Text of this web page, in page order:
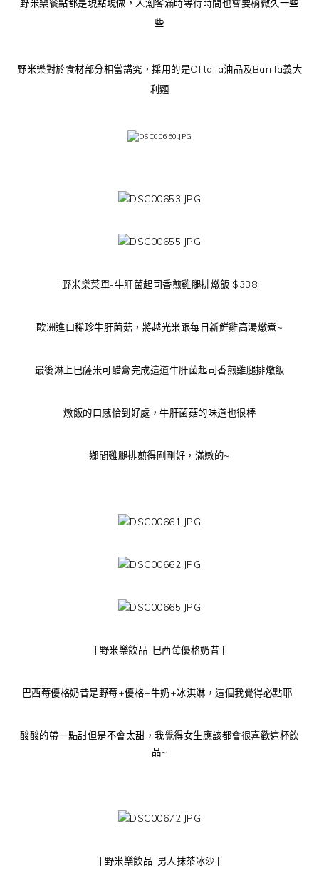
野米樂餐點都是現點現做，人潮客滿時等待時間也會要稍微久一些
些
野米樂對於食材部分相當講究，採用的是Olitalia油品及Barilla義大
利麵
| 野米樂菜單-牛肝菌起司香煎雞腿排燉飯 $338 |
歐洲進口稀珍牛肝菌菇，將越光米跟每日新鮮雞高湯燉煮~
最後淋上巴薩米可醋膏完成這道牛肝菌起司香煎雞腿排燉飯
燉飯的口感恰到好處，牛肝菌菇的味道也很棒
鄉間雞腿排煎得剛剛好，滿嫩的~
| 野米樂飲品-巴西莓優格奶昔 |
巴西莓優格奶昔是野莓+優格+牛奶+冰淇淋，這個我覺得必點耶!!
酸酸的帶一點甜但是不會太甜，我覺得女生應該都會很喜歡這杯飲
品~
| 野米樂飲品-男人抹茶冰沙 |